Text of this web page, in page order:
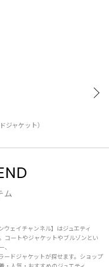
ジャケット）
ム
ェイチャンネル】はジュエティ
コートやジャケットやブルゾンとい
ードジャケットが探せます。ショップ